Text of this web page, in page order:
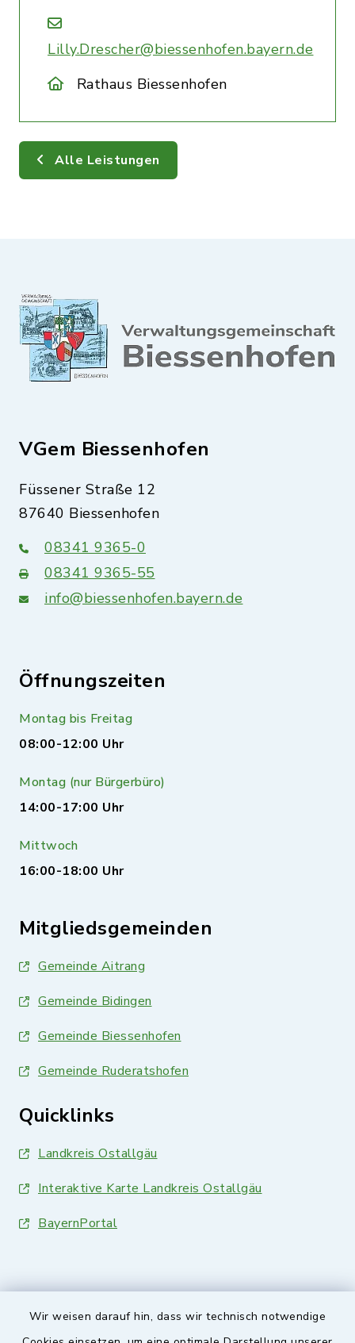
Wir weisen darauf hin, dass wir technisch notwendige
Lilly.Drescher@biessenhofen.bayern.de
Rathaus Biessenhofen
Alle Leistungen
VGem Biessenhofen
Füssener Straße 12
87640 Biessenhofen
08341 9365-0
08341 9365-55
info@biessenhofen.bayern.de
Öffnungszeiten
Montag bis Freitag
08:00-12:00 Uhr
Montag (nur Bürgerbüro)
14:00-17:00 Uhr
Mittwoch
16:00-18:00 Uhr
Mitgliedsgemeinden
Gemeinde Aitrang
Gemeinde Bidingen
Gemeinde Biessenhofen
Gemeinde Ruderatshofen
Quicklinks
Landkreis Ostallgäu
Interaktive Karte Landkreis Ostallgäu
BayernPortal